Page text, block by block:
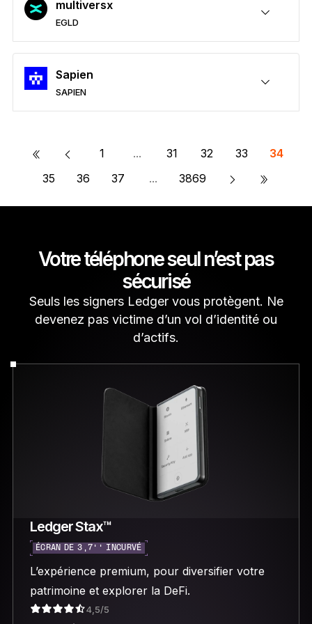
multiversx
EGLD
Envoyer/Recevoir
Acheter
Swap
Staker
Compatible avec des wallets tiers
Sécuriser vos EGLD
Sapien
SAPIEN
Envoyer/Recevoir
Acheter
Swap
Staker
Compatible avec des wallets tiers
Sécuriser vos SAPIEN
« 1 ... 31 32 33
34
35
36 37 ... 3869 »
Votre téléphone seul n’est pas
sécurisé
Seuls les signers Ledger vous protègent. Ne
devenez pas victime d’un vol d’identité ou
d’actifs.
Ledger Stax™
ÉCRAN DE 3,7’’ INCURVÉ
L’expérience premium, pour diversifier votre
patrimoine et explorer la DeFi.
4,5/5